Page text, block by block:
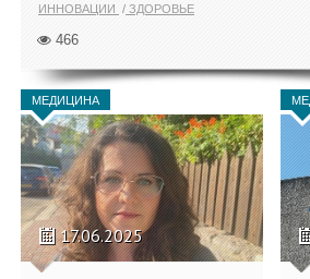
ИННОВАЦИИ ЗДОРОВЬЕ
466
МЕДИЦИНА
17.06.2025